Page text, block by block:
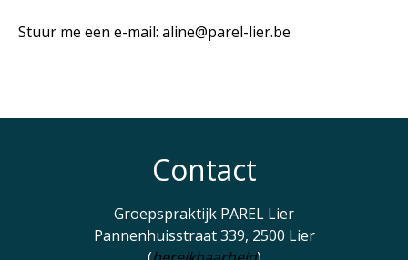
Stuur me een e-mail: aline@parel-lier.be
Contact
Groepspraktijk PAREL Lier
Pannenhuisstraat 339, 2500 Lier